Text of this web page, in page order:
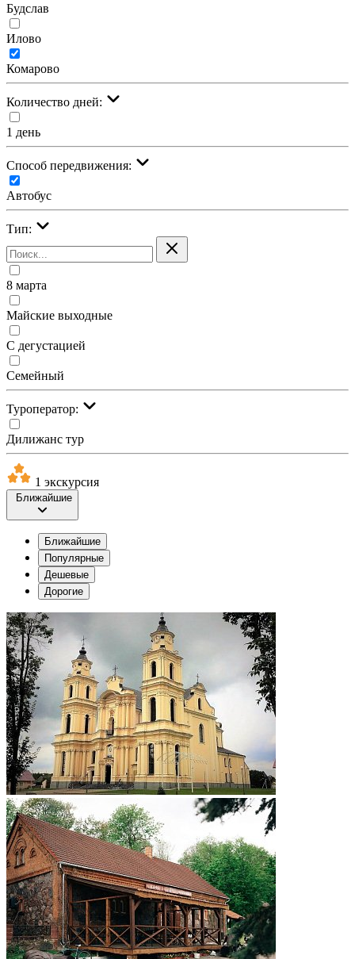
Будслав
Илово
Комарово
Количество дней:
1 день
Cпособ передвижения:
Автобус
Тип:
8 марта
Майские выходные
С дегустацией
Семейный
Туроператор:
Дилижанс тур
1 экскурсия
Ближайшие
Ближайшие
Популярные
Дешевые
Дорогие